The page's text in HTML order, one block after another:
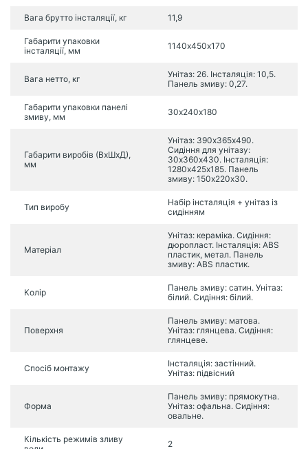
Вага брутто інсталяції, кг 11,9
Габарити упаковки
інсталяції, мм
1140х450х170
Вага нетто, кг
Унітаз: 26. Інсталяція: 10,5.
Панель змиву: 0,27.
Габарити упаковки панелі
змиву, мм
30х240х180
Габарити виробів (ВхШхД),
мм
Унітаз: 390х365х490.
Сидіння для унітазу:
30х360х430. Інсталяція:
1280х425х185. Панель
змиву: 150х220х30.
Тип виробу
Набір інсталяція + унітаз із
сидінням
Матеріал
Унітаз: кераміка. Сидіння:
дюропласт. Інсталяція: ABS
пластик, метал. Панель
змиву: ABS пластик.
Колір
Панель змиву: сатин. Унітаз:
білий. Сидіння: білий.
Поверхня
Панель змиву: матова.
Унітаз: глянцева. Сидіння:
глянцеве.
Спосіб монтажу
Інсталяція: застінний.
Унітаз: підвісний
Форма
Панель змиву: прямокутна.
Унітаз: офальна. Сидіння:
овальне.
Кількість режимів зливу
2